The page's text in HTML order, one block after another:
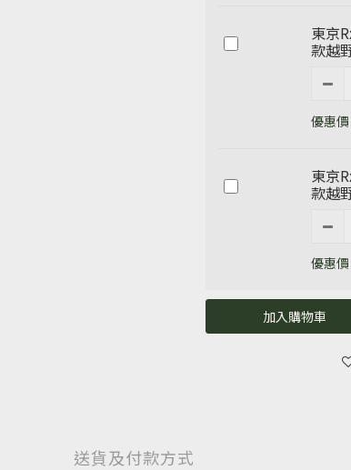
東京
款越
優惠
東京
款越
優惠
加入購物車
送貨及付款方式